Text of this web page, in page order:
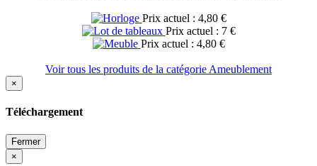
Prix actuel : 4,80 €
Prix actuel : 7 €
Prix actuel : 4,80 €
Voir tous les produits de la catégorie Ameublement
×
Téléchargement
Fermer
×